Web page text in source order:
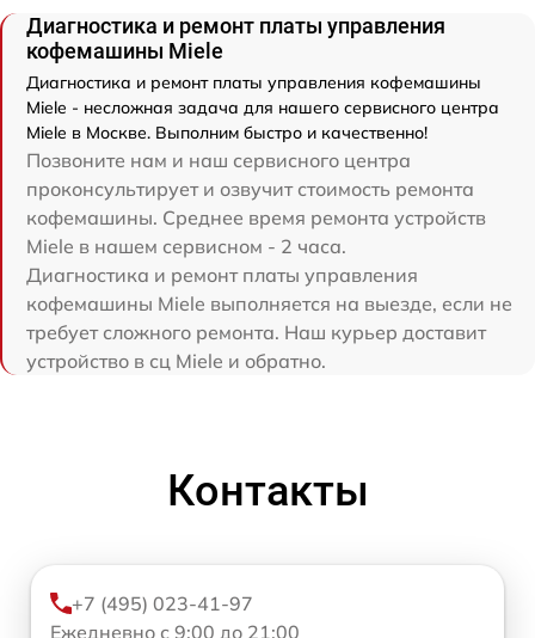
Диагностика и ремонт платы управления
кофемашины Miele
Диагностика и ремонт платы управления кофемашины
Miele - несложная задача для нашего сервисного центра
Miele в Москве. Выполним быстро и качественно!
Позвоните нам и наш сервисного центра
проконсультирует и озвучит стоимость ремонта
кофемашины. Среднее время ремонта устройств
Miele в нашем сервисном - 2 часа.
Диагностика и ремонт платы управления
кофемашины Miele выполняется на выезде, если не
требует сложного ремонта. Наш курьер доставит
устройство в сц Miele и обратно.
Контакты
+7 (495) 023-41-97
Ежедневно с 9:00 до 21:00